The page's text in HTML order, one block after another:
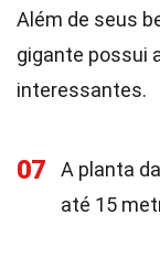
Além de seus
gigante possui
interessantes.
07
A planta
até 15